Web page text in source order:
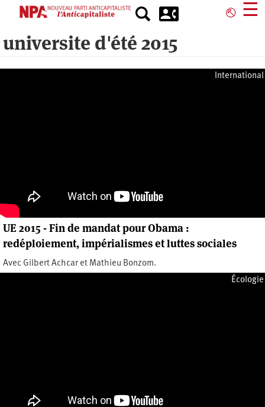
principal
⎋ ☰
universite d'été 2015
International
UE 2015 - Fin de mandat pour Obama :
redéploiement, impérialismes et luttes sociales
Avec Gilbert Achcar et Mathieu Bonzom.
Jeudi 10 décembre 2015
Écologie